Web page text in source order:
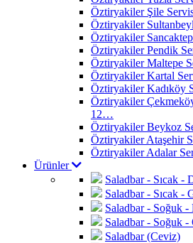
Öztiryakiler Şile
Öztiryakiler
Öztiryakiler
Öztiryakiler Pendik
Öztiryakiler Maltepe
Öztiryakiler Kartal
Öztiryakiler Kadıköy
Öztiryakiler
12…
Öztiryakiler Beykoz
Öztiryakiler Ataşehir
Öztiryakiler Adalar
Ürünler
Saladbar - Sıcak -
Saladbar - Sıcak -
Saladbar - Soğuk
Saladbar - Soğuk
Saladbar (Ceviz)